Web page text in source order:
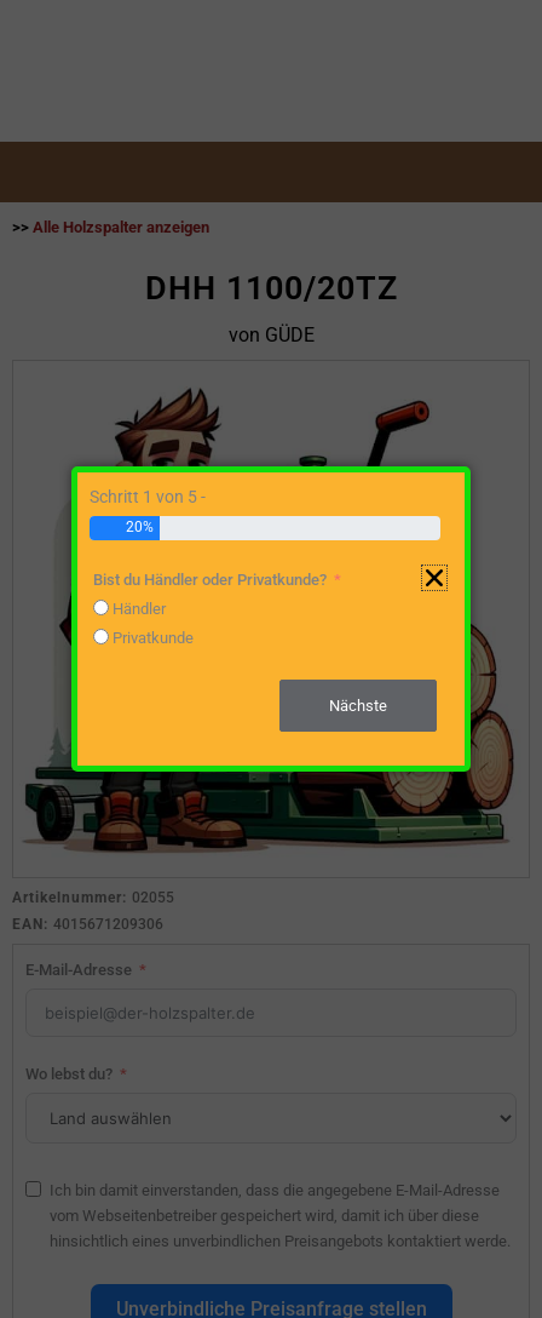
>> Alle Holzspalter anzeigen
DHH 1100/20TZ
von GÜDE
Artikelnummer: 02055
EAN: 4015671209306
E-Mail-Adresse
Wo lebst du?
Ich bin damit einverstanden, dass die angegebene E-Mail-Adresse
vom Webseitenbetreiber gespeichert wird, damit ich über diese
hinsichtlich eines unverbindlichen Preisangebots kontaktiert werde.
Unverbindliche Preisanfrage stellen
Schritt 1 von 5 -
20%
Bist du Händler oder Privatkunde?
Händler
Privatkunde
Nächste